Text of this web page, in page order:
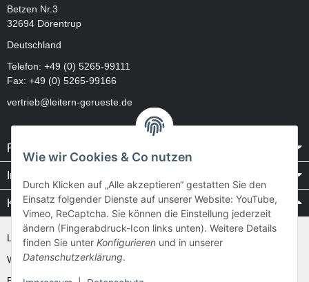
Betzen Nr.3
32694 Dörentrup
Deutschland
Telefon: +49 (0) 5265-99111
Fax: +49 (0) 5265-99166
vertrieb@leitern-gerueste.de
Rechtliches
Informationen
Kataloge / Videos
Layher Videos und Downloads
WAKÜ
Wie wir Cookies & Co nutzen
Durch Klicken auf „Alle akzeptieren“ gestatten Sie den
Einsatz folgender Dienste auf unserer Website: YouTube,
Vimeo, ReCaptcha. Sie können die Einstellung jederzeit
ändern (Fingerabdruck-Icon links unten). Weitere Details
finden Sie unter Konfigurieren und in unserer
Datenschutzerklärung.